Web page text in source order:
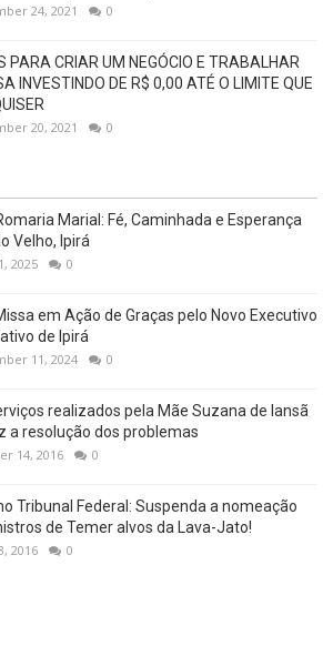
24, 2021 0
PARA CRIAR UM NEGÓCIO E TRABALHAR
INVESTINDO DE R$ 0,00 ATÉ O LIMITE QUE
20, 2021 0
Marial: Fé, Caminhada e Esperança
Velho, Ipirá
2025 0
em Ação de Graças pelo Novo Executivo
de Ipirá
11, 2024 0
realizados pela Mãe Suzana de Iansã
a resolução dos problemas
14, 2016 0
Tribunal Federal: Suspenda a nomeação
de Temer alvos da Lava-Jato!
2016 0